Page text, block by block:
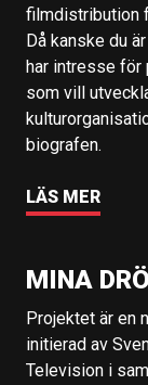
filmdistribution
Då kanske du
har intresse för
som vill
biografen.
LÄS MER
MINA
Projektet är en
initierad av
Television i